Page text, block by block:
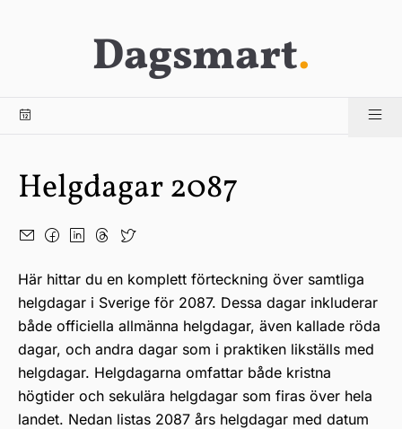
Dagsmart.
Helgdagar 2087
Här hittar du en komplett förteckning över samtliga
helgdagar i Sverige för 2087. Dessa dagar inkluderar
både officiella allmänna helgdagar, även kallade röda
dagar, och andra dagar som i praktiken likställs med
helgdagar. Helgdagarna omfattar både kristna
högtider och sekulära helgdagar som firas över hela
landet. Nedan listas 2087 års helgdagar med datum